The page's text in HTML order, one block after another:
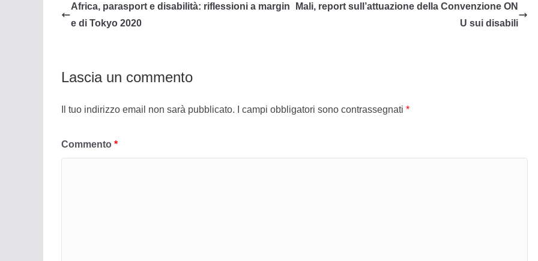
Africa, parasport e disabilità: riflessioni a margin
e di Tokyo 2020
Mali, report sull’attuazione della Convenzione ON
U sui disabili
Lascia un commento
Il tuo indirizzo email non sarà pubblicato. I campi obbligatori sono contrassegnati *
Commento *